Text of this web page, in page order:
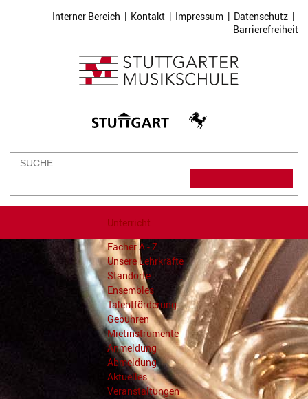
Interner Bereich | Kontakt | Impressum | Datenschutz |
Barrierefreiheit
Unterricht
Fächer A - Z
Unsere Lehrkräfte
Standorte
Ensembles
Talentförderung
Gebühren
Mietinstrumente
Anmeldung
Abmeldung
Aktuelles
Veranstaltungen